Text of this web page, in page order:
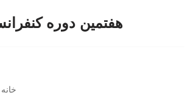
هفتمین دوره
خانه